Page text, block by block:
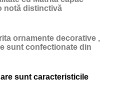
notă distinctivă
ornamente decorative ,
sunt confectionate din
sunt caracteristicile